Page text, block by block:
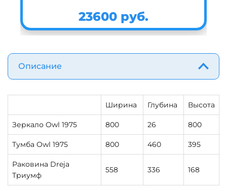
23600 руб.
Описание
Ширина Глубина Высота
Зеркало Owl 1975 800 26 800
Тумба Owl 1975 800 460 395
Раковина Dreja
Триумф
558 336 168